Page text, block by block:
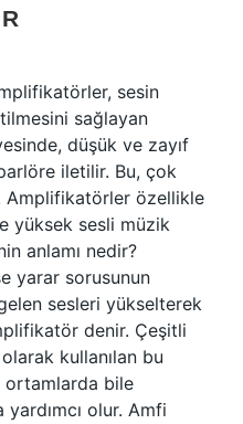
sesin
sağlayan
düşük ve zayıf
iletilir. Bu, çok
Amplifikatörler özellikle
yüksek sesli müzik
anlamı nedir?
yarar sorusunun
sesleri yükselterek
denir. Çeşitli
kullanılan bu
ortamlarda bile
olur. Amfi